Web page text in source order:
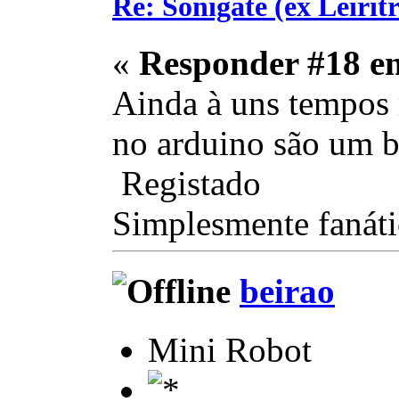
« Responder #18
Ainda à uns tempos
no arduino são um
Registado
Simplesmente
beirao
Mini Robot